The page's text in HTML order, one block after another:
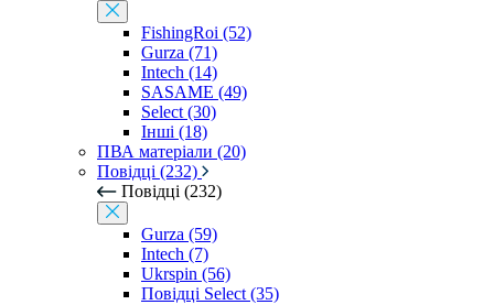
FishingRoi (52)
Gurza (71)
Intech (14)
SASAME (49)
Select (30)
Інші (18)
ПВА матеріали (20)
Повідці (232)
Повідці (232)
Gurza (59)
Intech (7)
Ukrspin (56)
Повідці Select (35)